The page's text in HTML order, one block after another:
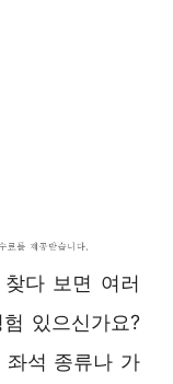
다 보면 여러
있으신가요?
좌석 종류나 가